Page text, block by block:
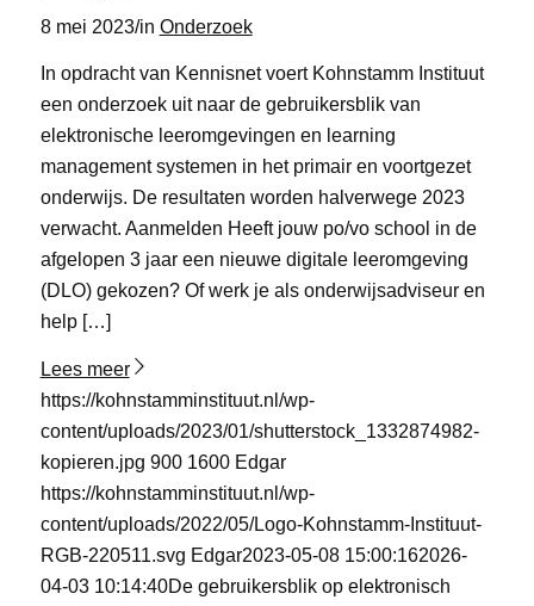
8 mei 2023/in Onderzoek
In opdracht van Kennisnet voert Kohnstamm Instituut
een onderzoek uit naar de gebruikersblik van
elektronische leeromgevingen en learning
management systemen in het primair en voortgezet
onderwijs. De resultaten worden halverwege 2023
verwacht. Aanmelden Heeft jouw po/vo school in de
afgelopen 3 jaar een nieuwe digitale leeromgeving
(DLO) gekozen? Of werk je als onderwijsadviseur en
help […]
Lees meer
https://kohnstamminstituut.nl/wp-
content/uploads/2023/01/shutterstock_1332874982-
kopieren.jpg 900 1600 Edgar
https://kohnstamminstituut.nl/wp-
content/uploads/2022/05/Logo-Kohnstamm-Instituut-
RGB-220511.svg Edgar2023-05-08 15:00:162026-
04-03 10:14:40De gebruikersblik op elektronisch